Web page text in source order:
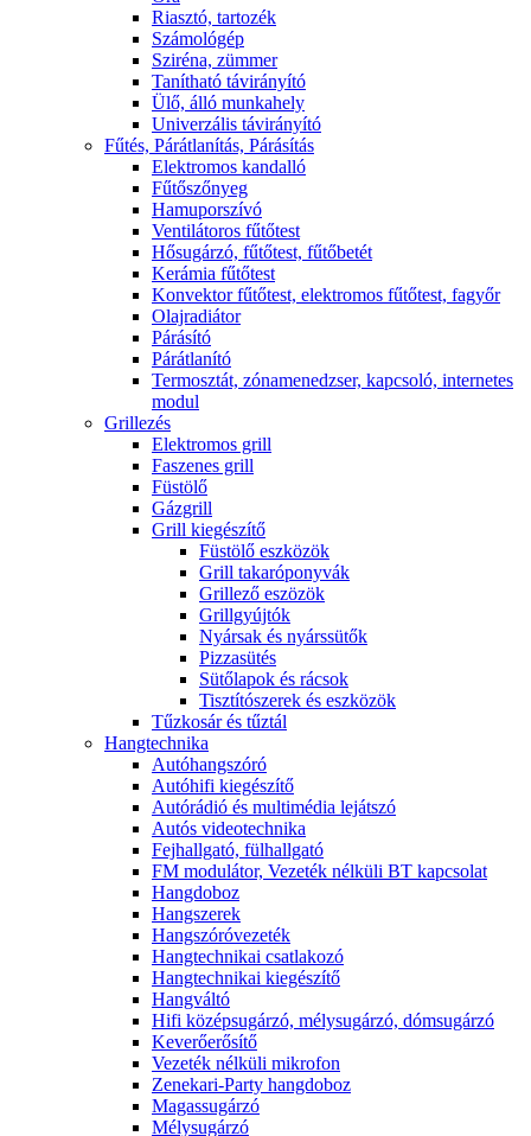
Riasztó, tartozék
Számológép
Sziréna, zümmer
Tanítható távirányító
Ülő, álló munkahely
Univerzális távirányító
Fűtés, Párátlanítás, Párásítás
Elektromos kandalló
Fűtőszőnyeg
Hamuporszívó
Ventilátoros fűtőtest
Hősugárzó, fűtőtest, fűtőbetét
Kerámia fűtőtest
Konvektor fűtőtest, elektromos fűtőtest, fagyőr
Olajradiátor
Párásító
Párátlanító
Termosztát, zónamenedzser, kapcsoló, internetes
modul
Grillezés
Elektromos grill
Faszenes grill
Füstölő
Gázgrill
Grill kiegészítő
Füstölő eszközök
Grill takaróponyvák
Grillező eszözök
Grillgyújtók
Nyársak és nyárssütők
Pizzasütés
Sütőlapok és rácsok
Tisztítószerek és eszközök
Tűzkosár és tűztál
Hangtechnika
Autóhangszóró
Autóhifi kiegészítő
Autórádió és multimédia lejátszó
Autós videotechnika
Fejhallgató, fülhallgató
FM modulátor, Vezeték nélküli BT kapcsolat
Hangdoboz
Hangszerek
Hangszóróvezeték
Hangtechnikai csatlakozó
Hangtechnikai kiegészítő
Hangváltó
Hifi középsugárzó, mélysugárzó, dómsugárzó
Keverőerősítő
Vezeték nélküli mikrofon
Zenekari-Party hangdoboz
Magassugárzó
Mélysugárzó